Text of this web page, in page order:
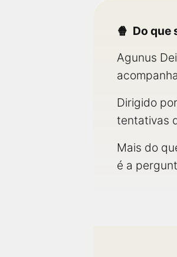
Do que
Agunus
Dirigido por
tentativas
Mais do
é a
sobre cinemas, horários, assistir aos trailers e muito